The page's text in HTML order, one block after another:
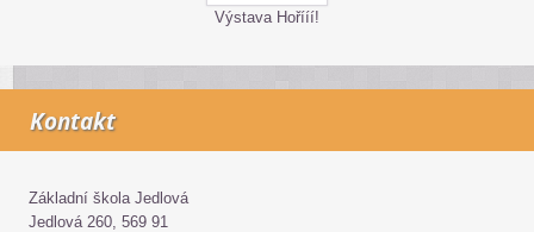
Výstava Hořííí!
Kontakt
Základní škola Jedlová
Jedlová 260, 569 91